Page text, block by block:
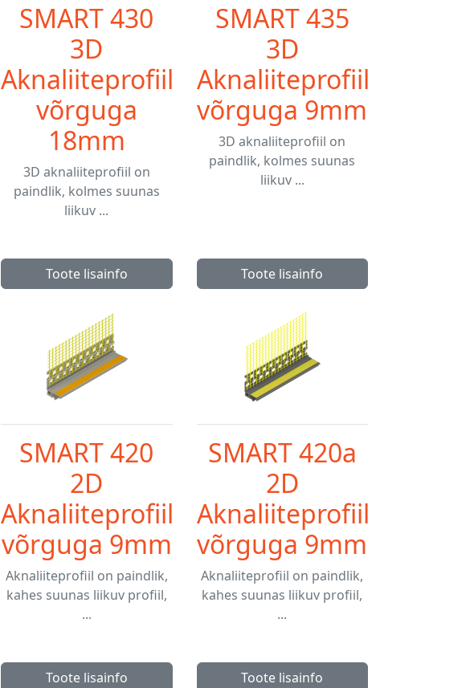
SMART 430
3D
Aknaliiteprofiil
võrguga
18mm
3D aknaliiteprofiil on
paindlik, kolmes suunas
liikuv ...
Toote lisainfo
SMART 435
3D
Aknaliiteprofiil
võrguga 9mm
3D aknaliiteprofiil on
paindlik, kolmes suunas
liikuv ...
Toote lisainfo
SMART 420
2D
Aknaliiteprofiil
võrguga 9mm
Aknaliiteprofiil on paindlik,
kahes suunas liikuv profiil,
...
Toote lisainfo
SMART 420a
2D
Aknaliiteprofiil
võrguga 9mm
Aknaliiteprofiil on paindlik,
kahes suunas liikuv profiil,
...
Toote lisainfo